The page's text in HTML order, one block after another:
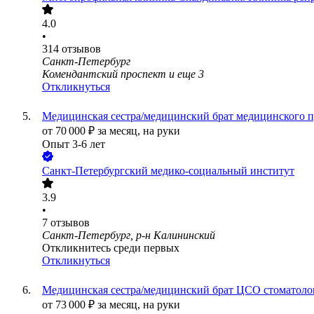
4.0
•
314 отзывов
Санкт-Петербург
Комендантский проспект и еще 3
Откликнуться
Медицинская сестра/медицинский брат медицинского
от 70 000 ₽ за месяц, на руки
Опыт 3-6 лет
Санкт-Петербургский медико-социальный институт
3.9
•
7 отзывов
Санкт-Петербург, р-н Калининский
Откликнитесь среди первых
Откликнуться
Медицинская сестра/медицинский брат ЦСО
от 73 000 ₽ за месяц, на руки